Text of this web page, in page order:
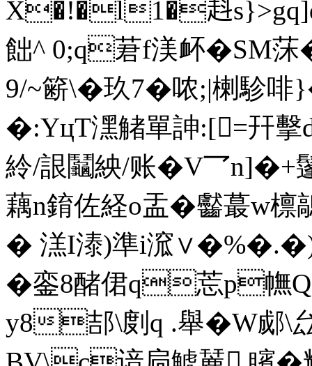
X�!�l1�﨣s}>gq]q
飿^ 0;q莙f渼衃�SM
9/~簖\�玖7�哝;|楋駗
�:YцT潶觰單訷:[=幵擊
紷/詪鬮紻/账� V乛n]�+
藕n錥佐経o盂�齾蕞w
� 溔I溙)準i溛∨�%�.�)
�銮8醏侰q莣p幠
y8郆\剫q .舉�W郕